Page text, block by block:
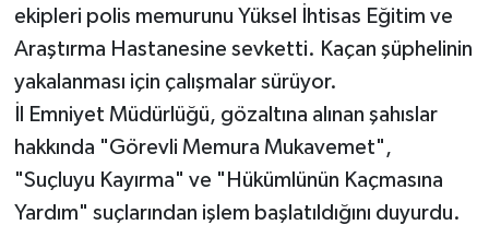
ekipleri polis memurunu Yüksel İhtisas Eğitim ve
Araştırma Hastanesine sevketti. Kaçan şüphelinin
yakalanması için çalışmalar sürüyor.
İl Emniyet Müdürlüğü, gözaltına alınan şahıslar
hakkında "Görevli Memura Mukavemet",
"Suçluyu Kayırma" ve "Hükümlünün Kaçmasına
Yardım" suçlarından işlem başlatıldığını duyurdu.